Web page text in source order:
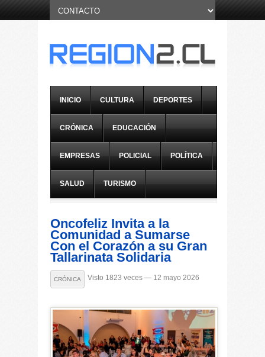
INICIO CULTURA DEPORTES
CRÓNICA EDUCACIÓN
EMPRESAS POLICIAL POLÍTICA
SALUD TURISMO
Oncofeliz Invita a la
Comunidad a Sumarse
Con el Corazón a su Gran
Tallarinata Solidaria
CRÓNICA Visto 1823 veces — 12 mayo 2026